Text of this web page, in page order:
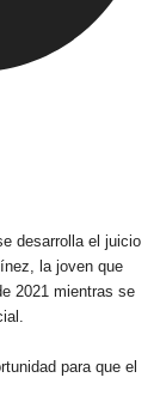
desarrolla el juicio
la joven que
2021 mientras se
para que el